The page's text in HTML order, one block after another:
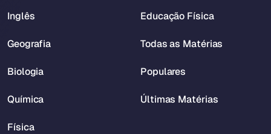
Inglês
Geografia
Biologia
Química
Física
Educação Física
Todas as Matérias
Populares
Últimas Matérias